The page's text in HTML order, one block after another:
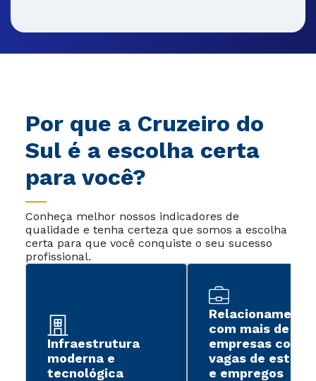
Por que a Cruzeiro do
Sul é a escolha certa
para você?
Conheça melhor nossos indicadores de
qualidade e tenha certeza que somos a escolha
certa para que você conquiste o seu sucesso
profissional.
Infraestrutura
moderna e
tecnológica
Relacionamento
com mais de 2
empresas com
vagas de estágio
e empregos